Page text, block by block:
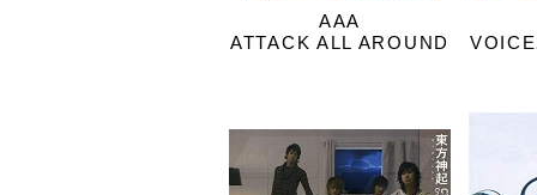
AAA
ATTACK ALL AROUND